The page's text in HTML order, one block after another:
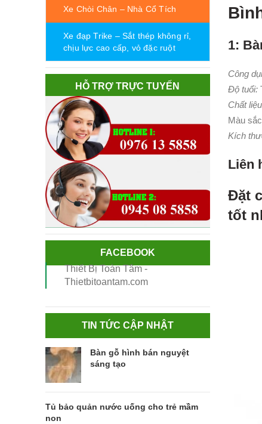
1:
Công
Độ tuổi:
Chất
Màu
Kích
Liên
Đặt
tốt
Xe Chòi Chân – Nhà Cổ Tích
Xe đạp Trike – Sắt thép không rỉ,
chịu lực cao cấp, vỏ đặc ruột
HỖ TRỢ TRỰC TUYẾN
FACEBOOK
Thiết Bị Toàn Tâm -
Thietbitoantam.com
TIN TỨC CẬP NHẬT
Bàn gỗ hình bán nguyệt
sáng tạo
Tủ bảo quản nước uống cho trẻ mầm
non